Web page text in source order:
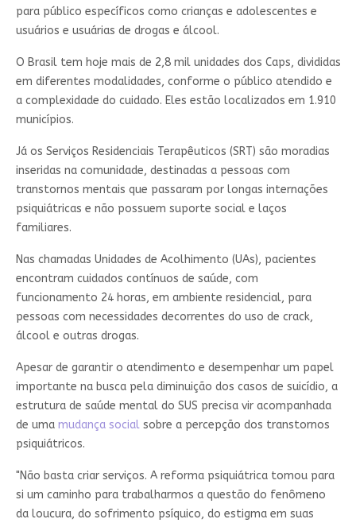
para público específicos como crianças e adolescentes e
usuários e usuárias de drogas e álcool.
O Brasil tem hoje mais de 2,8 mil unidades dos Caps, divididas
em diferentes modalidades, conforme o público atendido e
a complexidade do cuidado. Eles estão localizados em 1.910
municípios.
Já os Serviços Residenciais Terapêuticos (SRT) são moradias
inseridas na comunidade, destinadas a pessoas com
transtornos mentais que passaram por longas internações
psiquiátricas e não possuem suporte social e laços
familiares.
Nas chamadas Unidades de Acolhimento (UAs), pacientes
encontram cuidados contínuos de saúde, com
funcionamento 24 horas, em ambiente residencial, para
pessoas com necessidades decorrentes do uso de crack,
álcool e outras drogas.
Apesar de garantir o atendimento e desempenhar um papel
importante na busca pela diminuição dos casos de suicídio, a
estrutura de saúde mental do SUS precisa vir acompanhada
de uma mudança socialsobre a percepção dos transtornos
psiquiátricos.
"Não basta criar serviços. A reforma psiquiátrica tomou para
si um caminho para trabalharmos a questão do fenômeno
da loucura, do sofrimento psíquico, do estigma em suas